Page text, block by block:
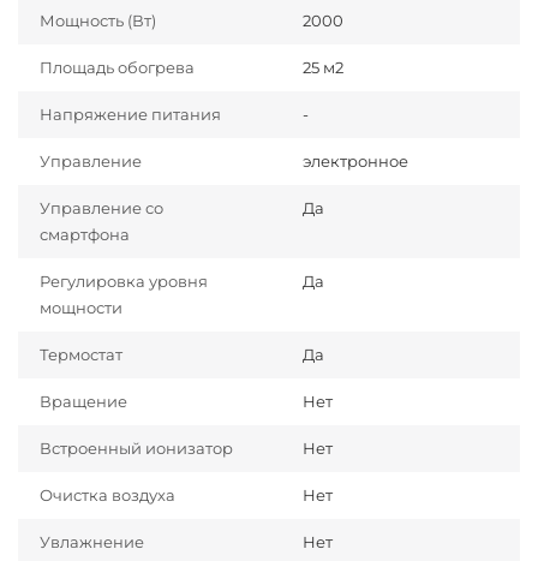
Мощность (Вт) 2000
Площадь обогрева 25 м2
Напряжение питания -
Управление электронное
Управление со
смартфона
Да
Регулировка уровня
мощности
Да
Термостат Да
Вращение Нет
Встроенный ионизатор Нет
Очистка воздуха Нет
Увлажнение Нет